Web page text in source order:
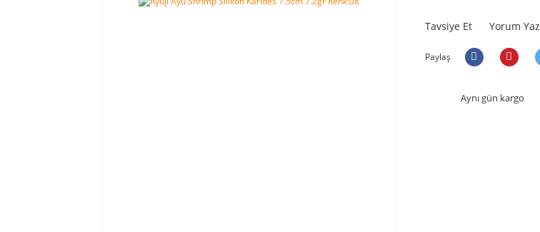
Tavsiye Et Yorum Yaz
Paylaş
Aynı gün kargo